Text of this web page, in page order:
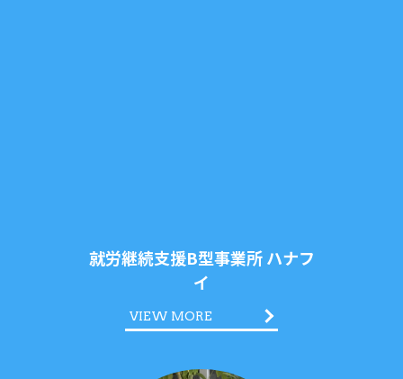
就労継続支援B型事業所 ハナフ
イ
VIEW MORE